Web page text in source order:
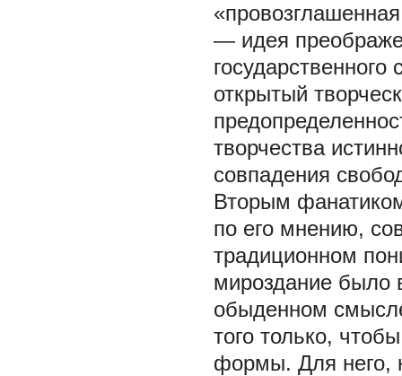
— идея
открытый
творчества
совпадения
Вторым
по его мнению,
традиционном
мироздание было
обыденном
того только,
формы. Для него,